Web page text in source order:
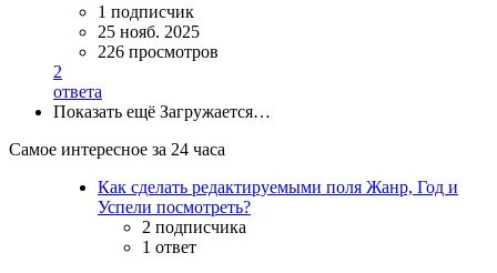
1 подписчик
25 нояб. 2025
226 просмотров
2
ответа
Показать ещё Загружается…
Самое интересное за 24 часа
Как сделать редактируемыми поля Жанр, Год и
Успели посмотреть?
2 подписчика
1 ответ